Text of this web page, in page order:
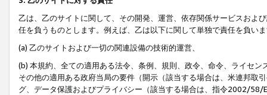
乙は、乙のサイトに関して、その開発、運営、依存関係サービスおよ
任を負うものとします。例えば、乙は以下に関して単独で責任を負い
(a) 乙のサイトおよび一切の関連設備の技術的運営、
(b) 本規約、全ての適用ある法令、条例、規則、政令、命令、ライセ
その他の適用ある政府当局の要件（開示（該当する場合は、米連邦取
グ、データ保護およびプライバシー（該当する場合は、指令2002/58/